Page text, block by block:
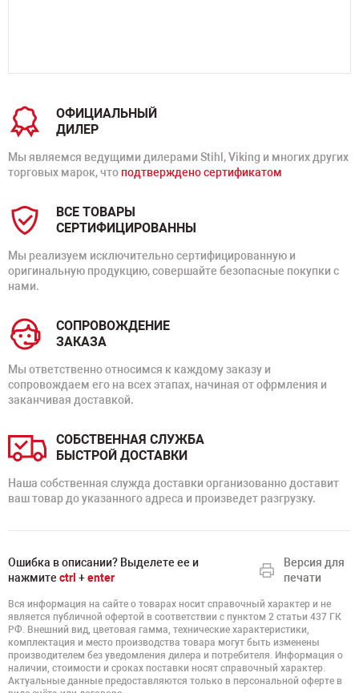
ОФИЦИАЛЬНЫЙ
ДИЛЕР
Мы являемся ведущими дилерами Stihl, Viking и многих других
торговых марок, что подтверждено сертификатом
ВСЕ ТОВАРЫ
СЕРТИФИЦИРОВАННЫ
Мы реализуем исключительно сертифицированную и
оригинальную продукцию, совершайте безопасные покупки с
нами.
СОПРОВОЖДЕНИЕ
ЗАКАЗА
Мы ответственно относимся к каждому заказу и
сопровождаем его на всех этапах, начиная от офрмления и
заканчивая доставкой.
СОБСТВЕННАЯ СЛУЖБА
БЫСТРОЙ ДОСТАВКИ
Наша собственная служда доставки организованно доставит
ваш товар до указанного адреса и произведет разгрузку.
Ошибка в описании? Выделете ее и
нажмите ctrl +enter
Версия для
печати
Вся информация на сайте о товарах носит справочный характер и не
является публичной офертой в соответствии с пунктом 2 статьи 437 ГК
РФ. Внешний вид, цветовая гамма, технические характеристики,
комплектация и место производства товара могут быть изменены
производителем без уведомления дилера и потребителя. Информация о
наличии, стоимости и сроках поставки носят справочный характер.
Актуальные данные предоставляются только в персональной оферте в